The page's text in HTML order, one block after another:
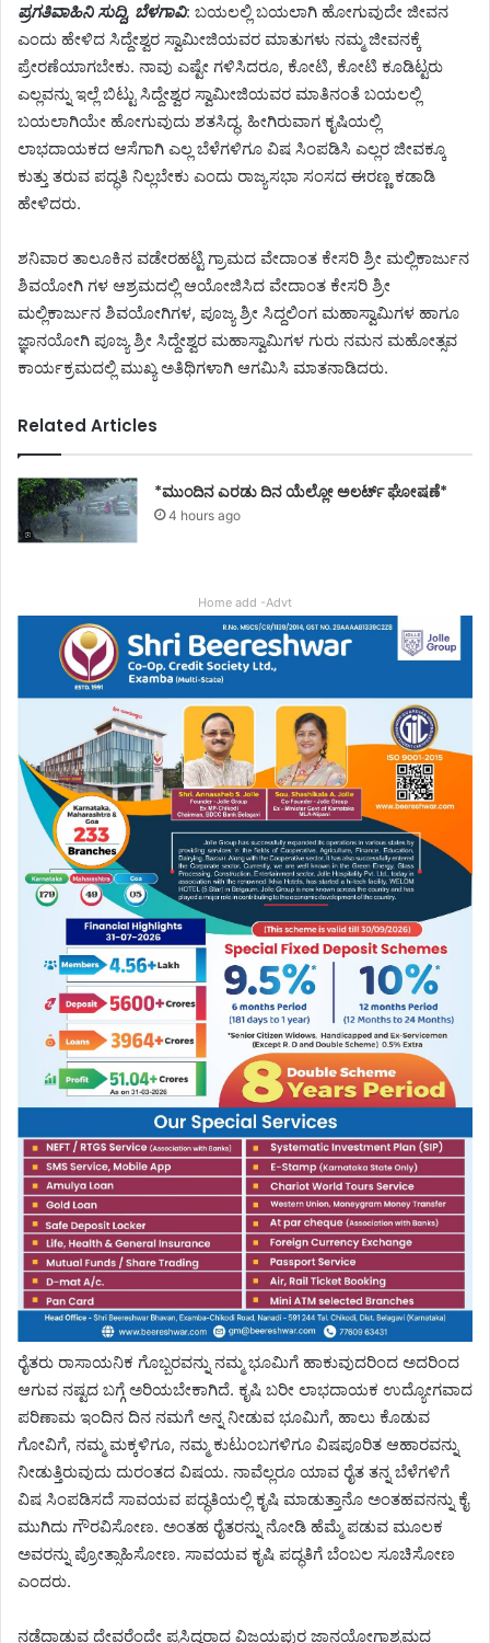
ಪ್ರಗತಿವಾಹಿನಿ ಸುದ್ದಿ, ಬೆಳಗಾವಿ: ಬಯಲಲ್ಲಿ ಬಯಲಾಗಿ ಹೋಗುವುದೇ ಜೀವನ
ಎಂದು ಹೇಳಿದ ಸಿದ್ದೇಶ್ವರ ಸ್ವಾಮೀಜಿಯವರ ಮಾತುಗಳು ನಮ್ಮ ಜೀವನಕ್ಕೆ
ಪ್ರೇರಣೆಯಾಗಬೇಕು. ನಾವು ಎಷ್ಟೇ ಗಳಿಸಿದರೂ, ಕೋಟಿ, ಕೋಟಿ ಕೂಡಿಟ್ಟರು
ಎಲ್ಲವನ್ನು ಇಲ್ಲೆ ಬಿಟ್ಟು ಸಿದ್ದೇಶ್ವರ ಸ್ವಾಮೀಜಿಯವರ ಮಾತಿನಂತೆ ಬಯಲಲ್ಲಿ
ಬಯಲಾಗಿಯೇ ಹೋಗುವುದು ಶತಸಿದ್ಧ. ಹೀಗಿರುವಾಗ ಕೃಷಿಯಲ್ಲಿ
ಲಾಭದಾಯಕದ ಆಸೆಗಾಗಿ ಎಲ್ಲ ಬೆಳೆಗಳಿಗೂ ವಿಷ ಸಿಂಪಡಿಸಿ ಎಲ್ಲರ ಜೀವಕ್ಕೂ
ಕುತ್ತು ತರುವ ಪದ್ಧತಿ ನಿಲ್ಲಬೇಕು ಎಂದು ರಾಜ್ಯಸಭಾ ಸಂಸದ ಈರಣ್ಣ ಕಡಾಡಿ
ಹೇಳಿದರು.
ಶನಿವಾರ ತಾಲೂಕಿನ ವಡೇರಹಟ್ಟಿ ಗ್ರಾಮದ ವೇದಾಂತ ಕೇಸರಿ ಶ್ರೀ ಮಲ್ಲಿಕಾರ್ಜುನ
ಶಿವಯೋಗಿ ಗಳ ಆಶ್ರಮದಲ್ಲಿ ಆಯೋಜಿಸಿದ ವೇದಾಂತ ಕೇಸರಿ ಶ್ರೀ
ಮಲ್ಲಿಕಾರ್ಜುನ ಶಿವಯೋಗಿಗಳ, ಪೂಜ್ಯ ಶ್ರೀ ಸಿದ್ದಲಿಂಗ ಮಹಾಸ್ವಾಮಿಗಳ ಹಾಗೂ
ಜ್ಞಾನಯೋಗಿ ಪೂಜ್ಯ ಶ್ರೀ ಸಿದ್ದೇಶ್ವರ ಮಹಾಸ್ವಾಮಿಗಳ ಗುರು ನಮನ ಮಹೋತ್ಸವ
ಕಾರ್ಯಕ್ರಮದಲ್ಲಿ ಮುಖ್ಯ ಅತಿಥಿಗಳಾಗಿ ಆಗಮಿಸಿ ಮಾತನಾಡಿದರು.
Related Articles
*ಮುಂದಿನ ಎರಡು ದಿನ ಯೆಲ್ಲೋ ಅಲರ್ಟ್ ಘೋಷಣೆ*
4 hours ago
Home add -Advt
ರೈತರು ರಾಸಾಯನಿಕ ಗೊಬ್ಬರವನ್ನು ನಮ್ಮ ಭೂಮಿಗೆ ಹಾಕುವುದರಿಂದ ಅದರಿಂದ
ಆಗುವ ನಷ್ಟದ ಬಗ್ಗೆ ಅರಿಯಬೇಕಾಗಿದೆ. ಕೃಷಿ ಬರೀ ಲಾಭದಾಯಕ ಉದ್ಯೋಗವಾದ
ಪರಿಣಾಮ ಇಂದಿನ ದಿನ ನಮಗೆ ಅನ್ನ ನೀಡುವ ಭೂಮಿಗೆ, ಹಾಲು ಕೊಡುವ
ಗೋವಿಗೆ, ನಮ್ಮ ಮಕ್ಕಳಿಗೂ, ನಮ್ಮ ಕುಟುಂಬಗಳಿಗೂ ವಿಷಪೂರಿತ ಆಹಾರವನ್ನು
ನೀಡುತ್ತಿರುವುದು ದುರಂತದ ವಿಷಯ. ನಾವೆಲ್ಲರೂ ಯಾವ ರೈತ ತನ್ನ ಬೆಳೆಗಳಿಗೆ
ವಿಷ ಸಿಂಪಡಿಸದೆ ಸಾವಯವ ಪದ್ಧತಿಯಲ್ಲಿ ಕೃಷಿ ಮಾಡುತ್ತಾನೊ ಅಂತಹವನನ್ನು ಕೈ
ಮುಗಿದು ಗೌರವಿಸೋಣ. ಅಂತಹ ರೈತರನ್ನು ನೋಡಿ ಹೆಮ್ಮೆ ಪಡುವ ಮೂಲಕ
ಅವರನ್ನು ಪ್ರೋತ್ಸಾಹಿಸೋಣ. ಸಾವಯವ ಕೃಷಿ ಪದ್ಧತಿಗೆ ಬೆಂಬಲ ಸೂಚಿಸೋಣ
ಎಂದರು.
ನಡೆದಾಡುವ ದೇವರೆಂದೇ ಪ್ರಸಿದ್ಧರಾದ ವಿಜಯಪುರ ಜ್ಞಾನಯೋಗಾಶ್ರಮದ